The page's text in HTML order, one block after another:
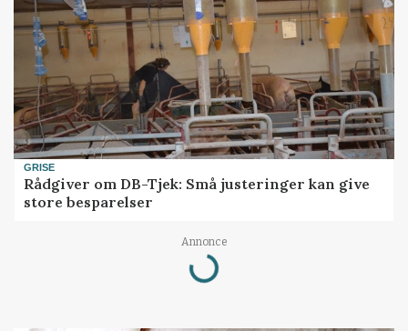
GRISE
Rådgiver om DB-Tjek: Små justeringer kan give
store besparelser
Annonce
Loading...